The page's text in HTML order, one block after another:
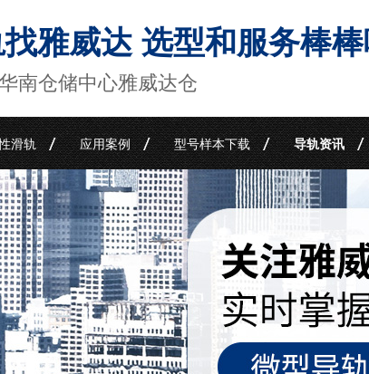
雅威达 选型和服务棒
南仓储中心雅威达仓
滑轨 应用案例 型号样本下载 导轨资讯